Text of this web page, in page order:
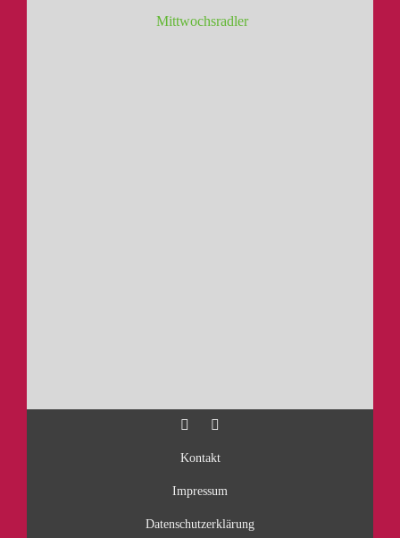
Mittwochsradler
Kontakt
Impressum
Datenschutzerklärung